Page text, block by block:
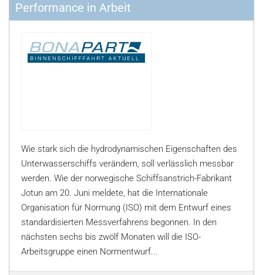
Performance in Arbeit
Wie stark sich die hydrodynamischen Eigenschaften des
Unterwasserschiffs verändern, soll verlässlich messbar
werden. Wie der norwegische Schiffsanstrich-Fabrikant
Jotun am 20. Juni meldete, hat die Internationale
Organisation für Normung (ISO) mit dem Entwurf eines
standardisierten Messverfahrens begonnen. In den
nächsten sechs bis zwölf Monaten will die ISO-
Arbeitsgruppe einen Normentwurf...